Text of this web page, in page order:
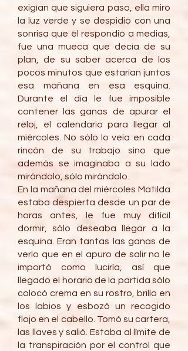
exigían que siguiera paso, ella miró
la luz verde y se despidió con una
sonrisa que él respondió a medias,
fue una mueca que decía de su
plan, de su saber acerca de los
pocos minutos que estarían juntos
esa mañana en esa esquina.
Durante el día le fue imposible
contener las ganas de apurar el
reloj, el calendario para llegar al
miércoles. No sólo lo veía en cada
rincón de su trabajo sino que
además se imaginaba a su lado
mirándolo, sólo mirándolo.
En la mañana del miércoles Matilda
estaba despierta desde un par de
horas antes, le fue muy difícil
dormir, sólo deseaba llegar a la
esquina. Eran tantas las ganas de
verlo que en el apuro de salir no le
importó como luciría, así que
llegado el horario de la partida sólo
colocó crema en su rostro, brillo en
los labios y esbozó un recogido
flojo en el cabello. Tomó su cartera,
las llaves y salió. Estaba al límite de
la transpiración por el control que